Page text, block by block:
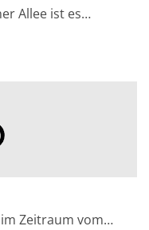
Allee ist es…
Zeitraum vom…